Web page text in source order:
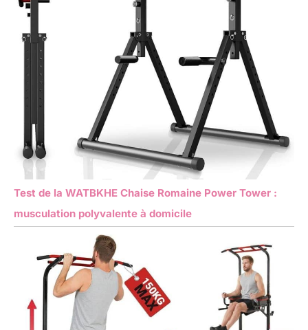
Test de la WATBKHE Chaise Romaine Power Tower :
musculation polyvalente à domicile